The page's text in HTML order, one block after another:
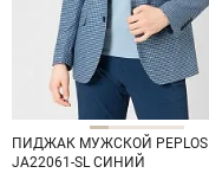
ПИДЖАК МУЖСКОЙ PEPLOS
JA22061-SL СИНИЙ